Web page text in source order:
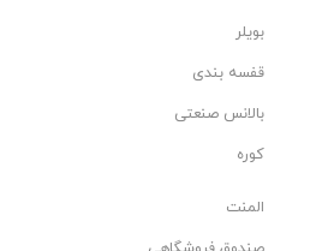
بویلر
قفسه بندی
بالانس صنعتی
کوره
المنت